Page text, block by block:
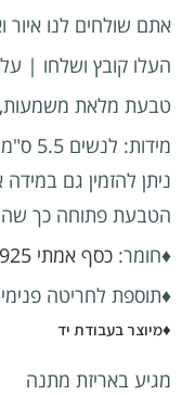
אתם שולחים לנו איור
העלו קובץ ושלחו |
טבעת מלאת משמעות,
מידות: לנשים 5.5 ס"מ | לגברים 6.2 ס"מ
ניתן להזמין גם
הטבעת פתוחה כך
♦חומר:כסף אמתי 925
♦תוספת לחריטה פנימית
♦מיוצר בעבודת יד
מגיע באריזת מתנה